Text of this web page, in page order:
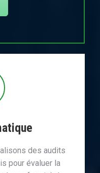
des audits
pour évaluer la